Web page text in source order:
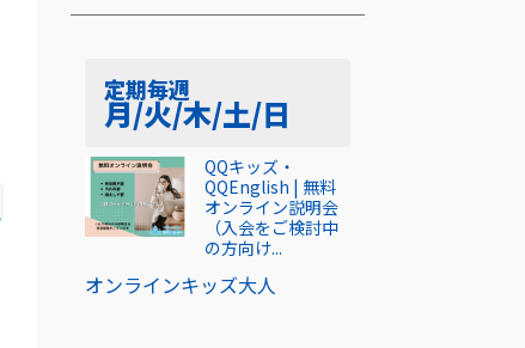
定期毎週
月/火/木/土/日
オンラインキッズ大人
QQキッズ・
QQEnglish | 無料
オンライン説明会
（入会をご検討中
の方向け...